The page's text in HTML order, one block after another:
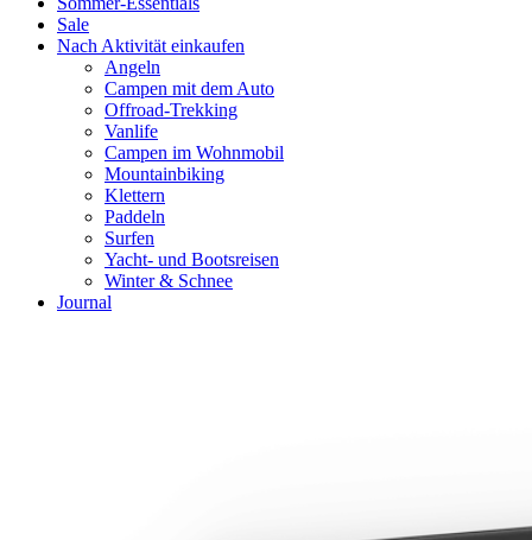
Sale
Nach Aktivität einkaufen
Angeln
Campen mit dem Auto
Offroad-Trekking
Vanlife
Campen im Wohnmobil
Mountainbiking
Klettern
Paddeln
Surfen
Yacht- und Bootsreisen
Winter & Schnee
Journal